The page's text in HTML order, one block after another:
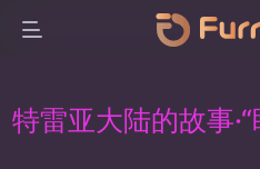
特雷亚大陆的故事·“